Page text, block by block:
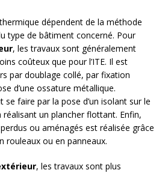
dépendent de la méthode
type de bâtiment concerné. Pour
, les travaux sont généralement
coûteux que pour l’ITE. Il est
par doublage collé, par fixation
d’une ossature métallique.
se faire par la pose d’un isolant sur le
un plancher flottant. Enfin,
ou aménagés est réalisée grâce
rouleaux ou en panneaux.
, les travaux sont plus